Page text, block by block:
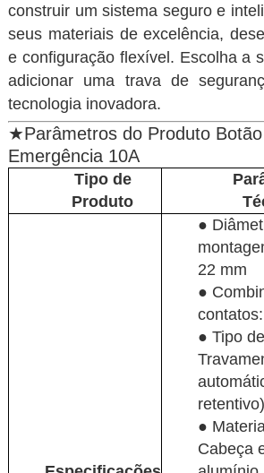
construir um sistema seguro e
seus materiais de excelência,
e configuração flexível. Escolha a
adicionar uma trava de
tecnologia inovadora.
★Parâmetros do Produto
Emergência 10A
Tipo de
Produto
●
22 mm
●
● Tipo
retentivo)
●
Cabeça